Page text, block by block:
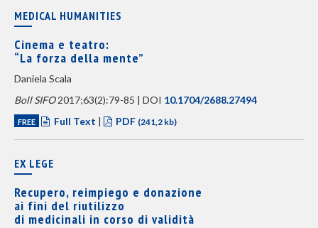
MEDICAL HUMANITIES
Cinema e teatro:
“La forza della mente”
Daniela Scala
Boll SIFO2017;63(2):79-85 | DOI 10.1704/2688.27494
FREE Full Text | PDF (241,2 kb)
EX LEGE
Recupero, reimpiego e donazione
ai fini del riutilizzo
di medicinali in corso di validità